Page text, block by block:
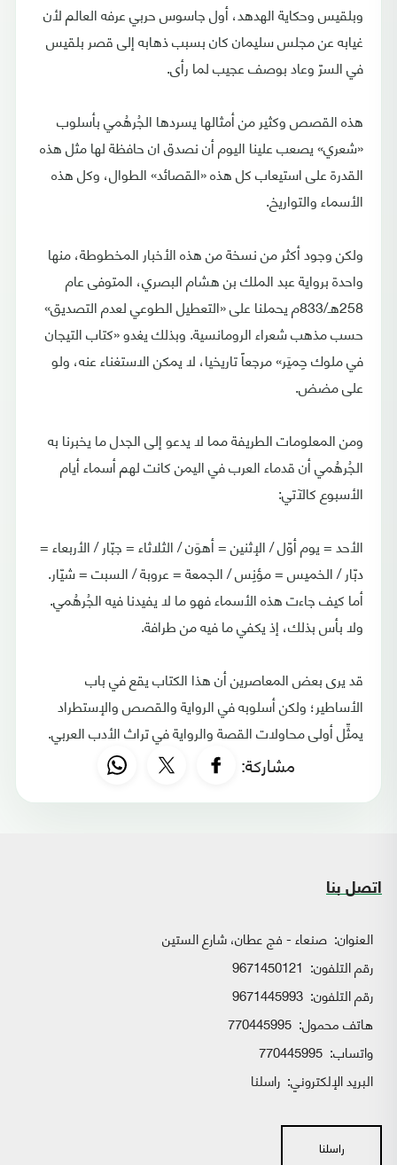
وبلقيس وحكاية الهدهد، أول جاسوس حربي عرفه العالم لأن
غيابه عن مجلس سليمان كان بسبب ذهابه إلى قصر بلقيس
في السرّ وعاد بوصف عجيب لما رأى.
هذه القصص وكثير من أمثالها يسردها الجُرهُمي بأسلوب
«شعري» يصعب علينا اليوم أن نصدق ان حافظة لها مثل هذه
القدرة على استيعاب كل هذه «القصائد» الطوال، وكل هذه
الأسماء والتواريخ.
ولكن وجود أكثر من نسخة من هذه الأخبار المخطوطة، منها
واحدة برواية عبد الملك بن هشام البصري، المتوفى عام
258هـ/833م يحملنا على «التعطيل الطوعي لعدم التصديق»
حسب مذهب شعراء الرومانسية. وبذلك يغدو «كتاب التيجان
في ملوك حِميَر» مرجعاً تاريخيا، لا يمكن الاستغناء عنه، ولو
على مضض.
ومن المعلومات الطريفة مما لا يدعو إلى الجدل ما يخبرنا به
الجُرهُمي أن قدماء العرب في اليمن كانت لهم أسماء أيام
الأسبوع كالآتي:
الأحد = يوم أوّل / الإثنين = أهوَن / الثلاثاء = جبّار / الأربعاء =
دبّار / الخميس = مؤنِس / الجمعة = عروبة / السبت = شيّار.
أما كيف جاءت هذه الأسماء فهو ما لا يفيدنا فيه الجُرهُمي.
ولا بأس بذلك، إذ يكفي ما فيه من طرافة.
قد يرى بعض المعاصرين أن هذا الكتاب يقع في باب
الأساطير؛ ولكن أسلوبه في الرواية والقصص والإستطراد
يمثِّل أولى محاولات القصة والرواية في تراث الأدب العربي.
مشاركة:
اتصل بنا
العنوان: صنعاء - فج عطان، شارع الستين
رقم التلفون: 9671450121
رقم التلفون: 9671445993
هاتف محمول: 770445995
واتساب:
البريد الإلكتروني: راسلنا
راسلنا